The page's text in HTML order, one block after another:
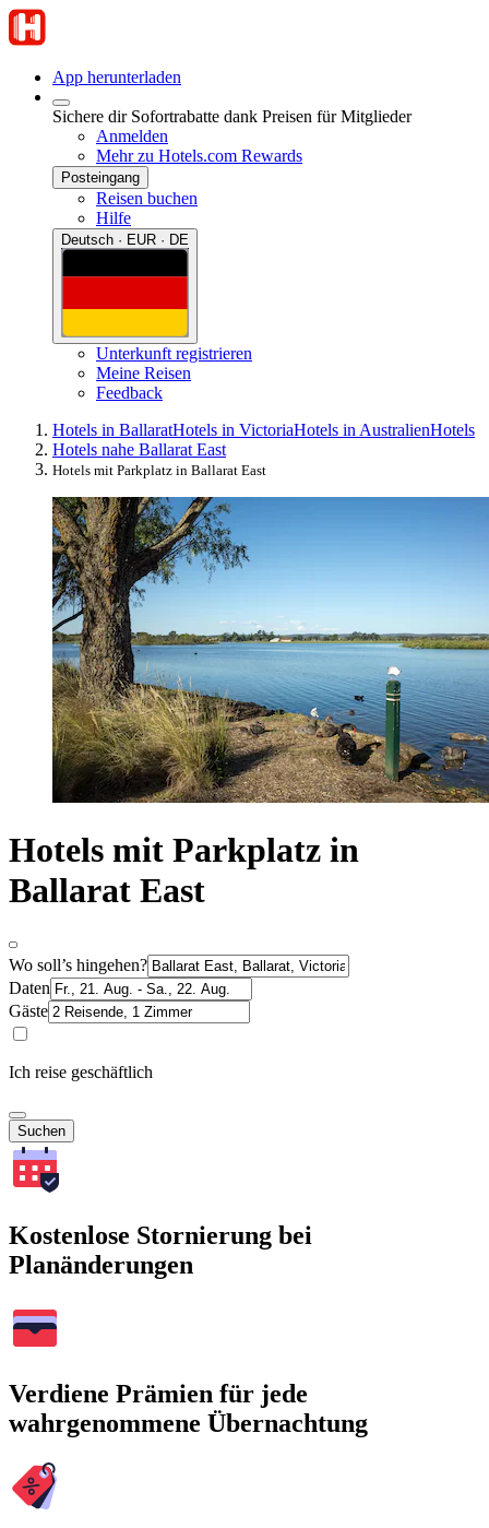
App herunterladen
Sichere dir Sofortrabatte dank Preisen für Mitglieder
Anmelden
Mehr zu Hotels.com Rewards
Posteingang
Reisen buchen
Hilfe
Deutsch · EUR · DE
Unterkunft registrieren
Meine Reisen
Feedback
Hotels in BallaratHotels in VictoriaHotels in AustralienHotels
Hotels nahe Ballarat East
Hotels mit Parkplatz in Ballarat East
Hotels mit Parkplatz in
Ballarat East
Wo soll’s hingehen?
Daten
Gäste
Ich reise geschäftlich
Suchen
Kostenlose Stornierung bei
Planänderungen
Verdiene Prämien für jede
wahrgenommene Übernachtung